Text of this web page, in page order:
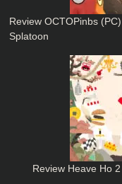
Review OCTOPinbs
Splatoon
Review Heave Ho